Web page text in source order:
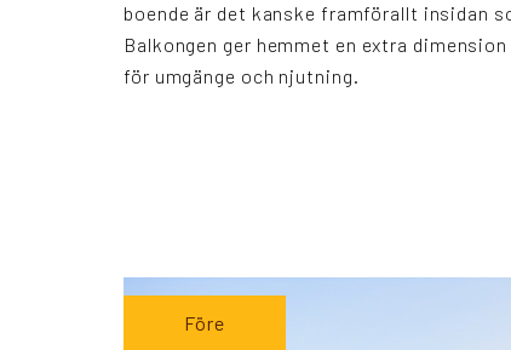
boende är det kanske framförallt insidan
Balkongen ger hemmet en extra
för umgänge och njutning.
Före